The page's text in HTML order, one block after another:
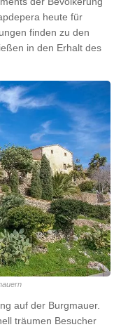
heute für
finden zu den
in den Erhalt des
auf der Burgmauer.
träumen Besucher